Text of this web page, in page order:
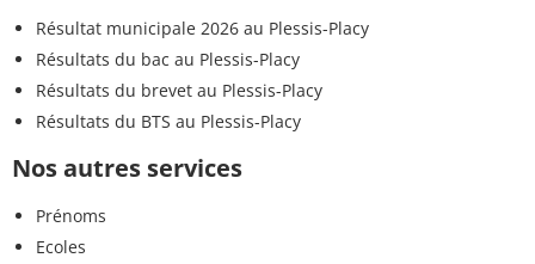
Résultat municipale 2026 au Plessis-Placy
Résultats du bac au Plessis-Placy
Résultats du brevet au Plessis-Placy
Résultats du BTS au Plessis-Placy
Nos autres services
Prénoms
Ecoles